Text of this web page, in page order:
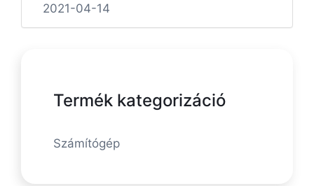
2021-04-14
Termék kategorizáció
Számítógép